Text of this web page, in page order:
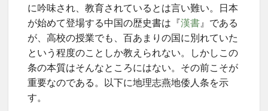
に吟味され、教育されているとは言い難い。日本
が始めて登場する中国の歴史書は『漢書』である
が、高校の授業でも、百あまりの国に別れていた
という程度のことしか教えられない。しかしこの
条の本質はそんなところにはない。その前こそが
重要なのである。以下に地理志燕地倭人条を示
す。